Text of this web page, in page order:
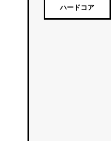
ハードコア